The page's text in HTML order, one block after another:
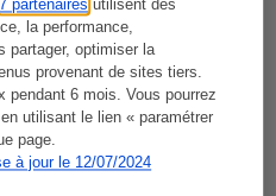
7 partenaires utilisent des
la performance,
partager, optimiser la
provenant de sites tiers.
pendant 6 mois. Vous pourrez
utilisant le lien « paramétrer
page.
à jour le 12/07/2024